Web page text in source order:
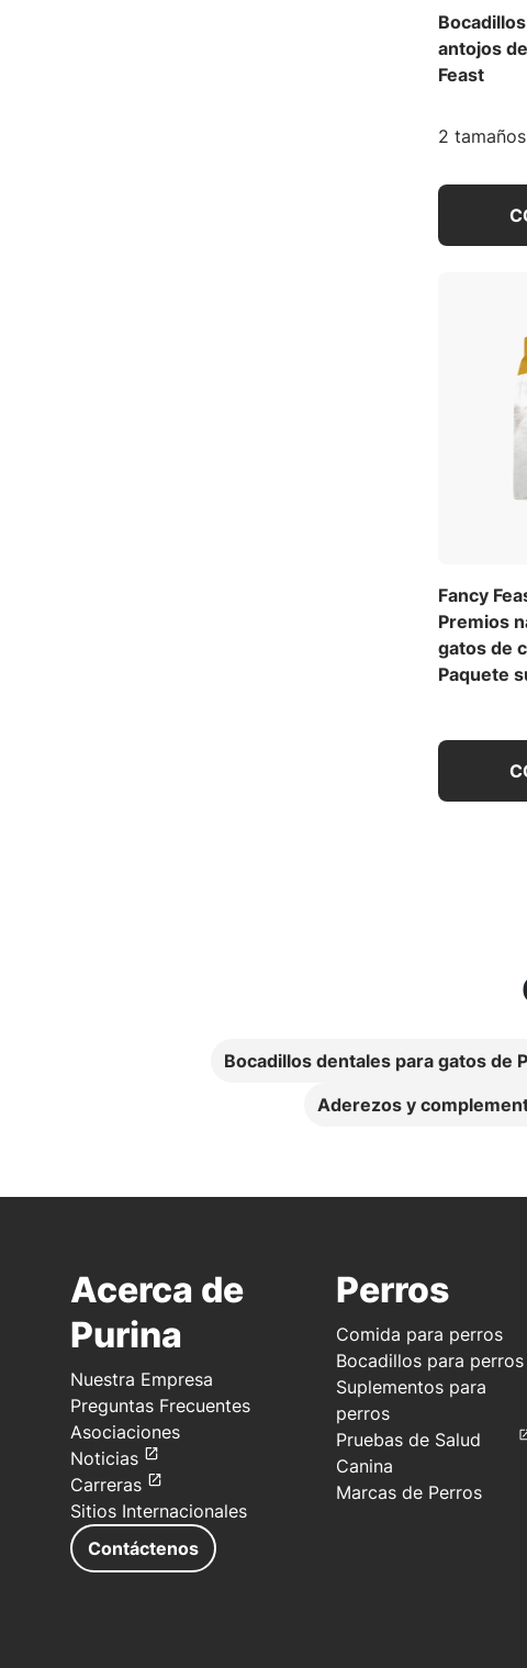
antojos
Feast
2
Fancy
Premios
gatos de
Paquete
Bocadillos dentales para gatos de
Aderezos y
Acerca de
Purina
Nuestra Empresa
Preguntas Frecuentes
Asociaciones
Noticias
Carreras
Sitios Internacionales
Contáctenos
Perros
Comida para perros
Bocadillos para perros
Suplementos para
perros
Pruebas de Salud
Canina
Marcas de Perros